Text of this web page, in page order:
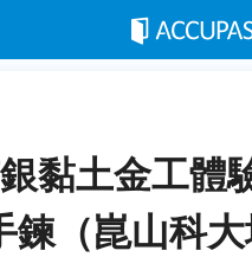
黏土金工體
（崑山科大